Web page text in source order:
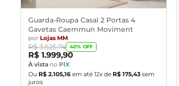
- Confira as dimensões do produto e
Guarda-Roupa Casal 2 Portas 4
Gavetas Caemmun Moviment
por Lojas MM
R$ 3.525,74 40% OFF
R$ 1.999,90
À vista no PIX
Ou R$ 2.105,16 em até 12x de R$ 175,43 sem
juros